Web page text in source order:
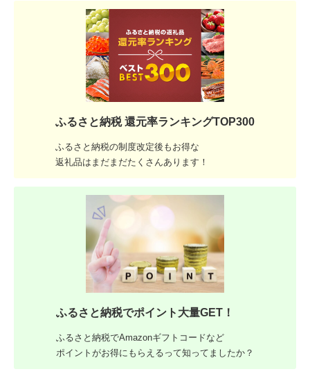
ふるさと納税 還元率ランキングTOP300
ふるさと納税の制度改定後もお得な
返礼品はまだまだたくさんあります！
ふるさと納税でポイント大量GET！
ふるさと納税でAmazonギフトコードなど
ポイントがお得にもらえるって知ってましたか？